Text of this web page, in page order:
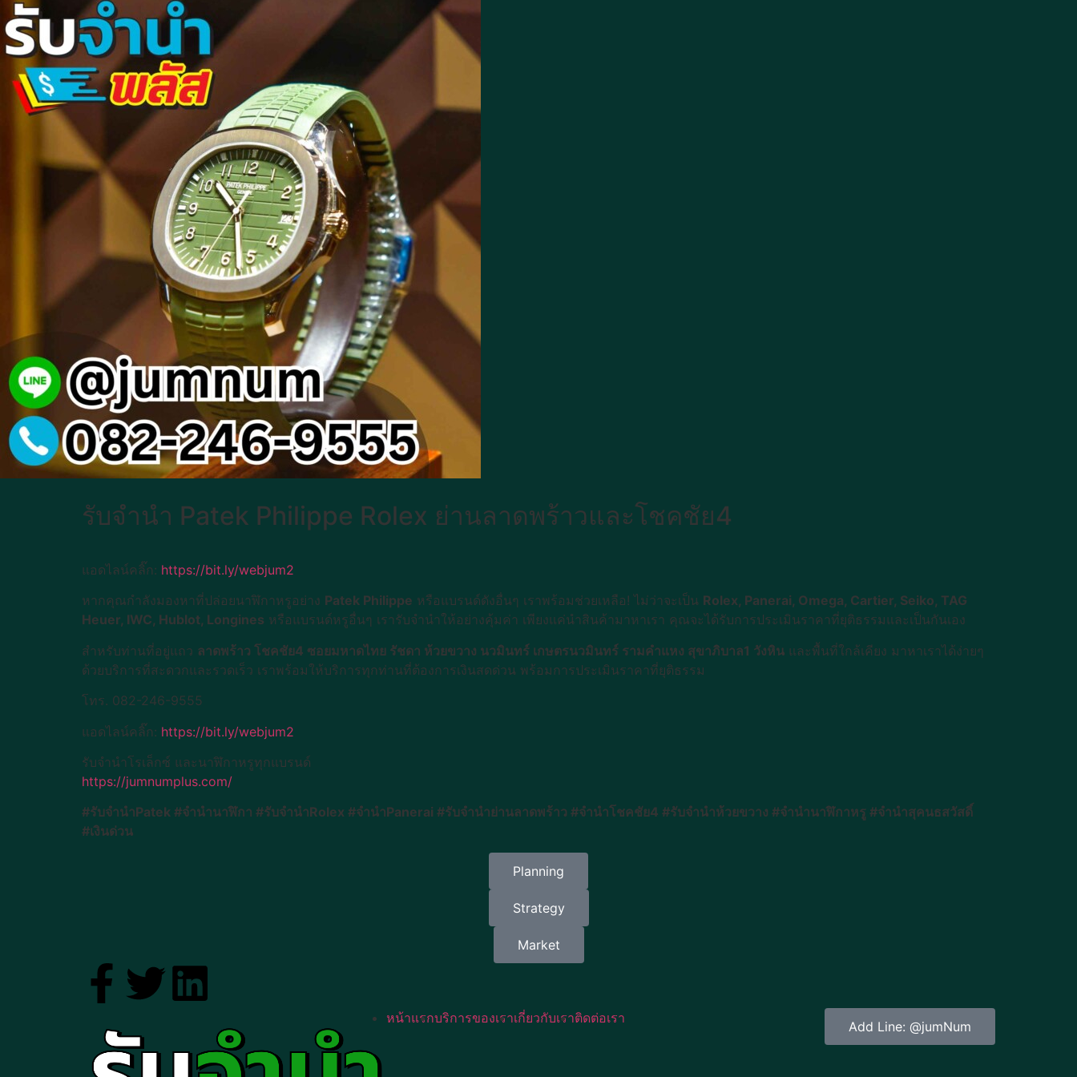
รับจำนำ Patek Philippe Rolex ย่านลาดพร้าวและโชคชัย4
แอดไลน์คลิ๊ก: https://bit.ly/webjum2
หากคุณกำลังมองหาที่ปล่อยนาฬิกาหรูอย่าง Patek Philippe หรือแบรนด์ดังอื่นๆ เราพร้อมช่วยเหลือ! ไม่ว่าจะเป็น Rolex, Panerai, Omega, Cartier, Seiko, TAG
Heuer, IWC, Hublot, Longines หรือแบรนด์หรูอื่นๆ เรารับจำนำให้อย่างคุ้มค่า เพียงแค่นำสินค้ามาหาเรา คุณจะได้รับการประเมินราคาที่ยุติธรรมและเป็นกันเอง
สำหรับท่านที่อยู่แถว ลาดพร้าว โชคชัย4 ซอยมหาดไทย รัชดา ห้วยขวาง นวมินทร์ เกษตรนวมินทร์ รามคำแหง สุขาภิบาล1 วังหิน และพื้นที่ใกล้เคียง มาหาเราได้ง่ายๆ
ด้วยบริการที่สะดวกและรวดเร็ว เราพร้อมให้บริการทุกท่านที่ต้องการเงินสดด่วน พร้อมการประเมินราคาที่ยุติธรรม
โทร. 082-246-9555
แอดไลน์คลิ๊ก: https://bit.ly/webjum2
รับจำนำโรเล็กซ์ และนาฬิกาหรูทุกแบรนด์
https://jumnumplus.com/
#รับจำนำPatek #จำนำนาฬิกา #รับจำนำRolex #จำนำPanerai #รับจำนำย่านลาดพร้าว #จำนำโชคชัย4 #รับจำนำห้วยขวาง #จำนำนาฬิกาหรู #จำนำสุคนธสวัสดิ์
#เงินด่วน
Planning
Strategy
Market
หน้าแรกบริการของเราเกี่ยวกับเราติดต่อเรา
Add Line: @jumNum